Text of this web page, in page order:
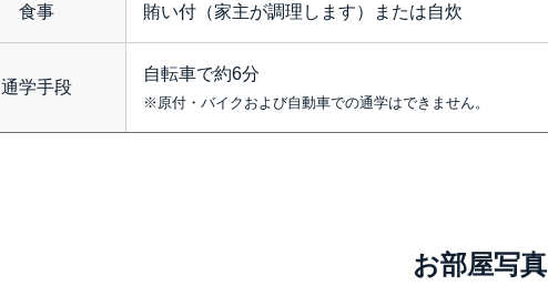
食事 賄い付（家主が調理します）または自炊
通学手段
自転車で約6分
※原付・バイクおよび自動車での通学はできません。
お部屋写真